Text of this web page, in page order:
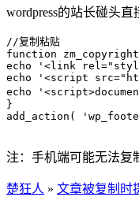
wordpress的站长碰头
//复制粘贴
function
echo '<link
echo '<script
echo
}
add_action(
注：手机端可能无法复
楚狂人 » 文章被复制时